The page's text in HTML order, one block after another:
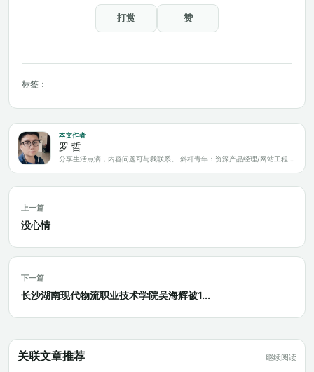
打赏 赞
标签：
本文作者
罗 哲
上一篇
没心情
下一篇
长沙湖南现代物流职业技术学院吴海辉被1...
关联文章推荐 继续阅读